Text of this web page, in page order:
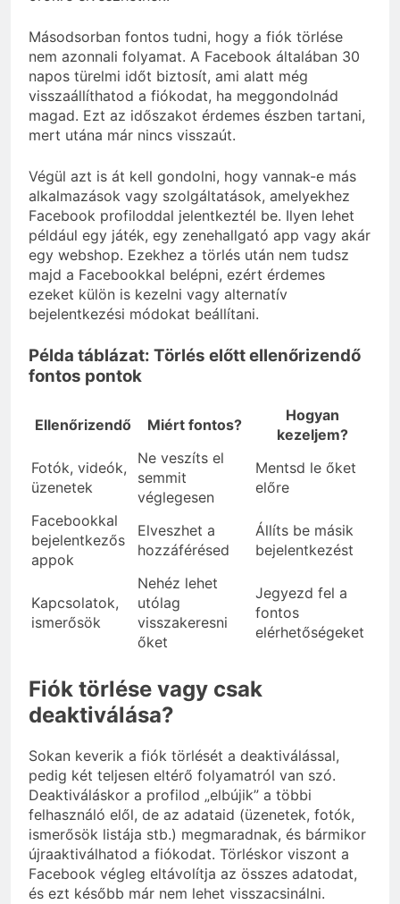
Másodsorban fontos tudni, hogy a fiók törlése
nem azonnali folyamat. A Facebook általában 30
napos türelmi időt biztosít, ami alatt még
visszaállíthatod a fiókodat, ha meggondolnád
magad. Ezt az időszakot érdemes észben tartani,
mert utána már nincs visszaút.
Végül azt is át kell gondolni, hogy vannak-e más
alkalmazások vagy szolgáltatások, amelyekhez
Facebook profiloddal jelentkeztél be. Ilyen lehet
például egy játék, egy zenehallgató app vagy akár
egy webshop. Ezekhez a törlés után nem tudsz
majd a Facebookkal belépni, ezért érdemes
ezeket külön is kezelni vagy alternatív
bejelentkezési módokat beállítani.
Példa táblázat: Törlés előtt ellenőrizendő
fontos pontok
Ellenőrizendő Miért fontos?
Hogyan
kezeljem?
Fotók, videók,
üzenetek
Ne veszíts el
semmit
véglegesen
Mentsd le őket
előre
Facebookkal
bejelentkezős
appok
Elveszhet a
hozzáférésed
Állíts be másik
bejelentkezést
Kapcsolatok,
ismerősök
Nehéz lehet
utólag
visszakeresni
őket
Jegyezd fel a
fontos
elérhetőségeket
Fiók törlése vagy csak
deaktiválása?
Sokan keverik a fiók törlését a deaktiválással,
pedig két teljesen eltérő folyamatról van szó.
Deaktiváláskor a profilod „elbújik” a többi
felhasználó elől, de az adataid (üzenetek, fotók,
ismerősök listája stb.) megmaradnak, és bármikor
újraaktiválhatod a fiókodat. Törléskor viszont a
Facebook végleg eltávolítja az összes adatodat,
és ezt később már nem lehet visszacsinálni.